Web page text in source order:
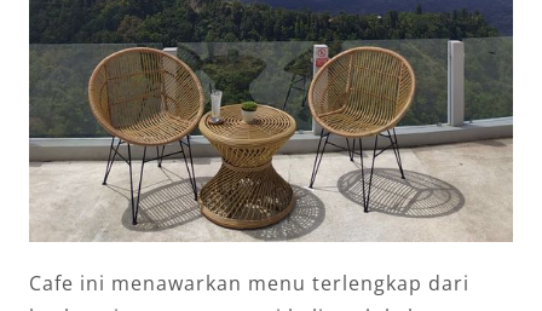
Cafe ini menawarkan menu terlengkap dari